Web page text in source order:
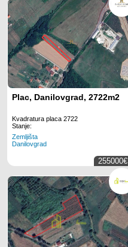
Plac, Danilovgrad, 2722m2
Kvadratura placa 2722
Stanje:
Zemljišta
Danilovgrad
255000€